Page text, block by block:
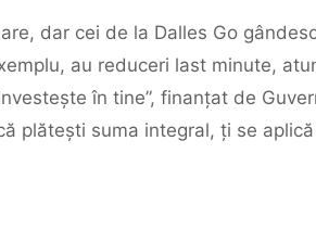
dar cei de la Dalles Go
au reduceri last minute,
în tine”, finanțat de
plătești suma integral, ți se